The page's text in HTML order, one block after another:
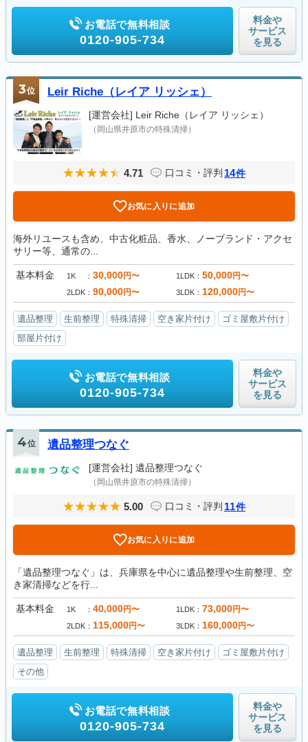
お電話で無料相談
0120-905-734
料金や
サービス
を見る
3位 Leir Riche（レイア リッシェ）
[運営会社] Leir Riche（レイア リッシェ）
（岡山県井原市の特殊清掃）
4.71 口コミ・評判 14件
お気に入りに追加
海外リユースも含め、中古化粧品、香水、ノーブランド・アクセ
サリー等、通常の...
基本料金 1K 30,000円〜 1LDK 50,000円〜
2LDK 90,000円〜 3LDK 120,000円〜
遺品整理 生前整理 特殊清掃 空き家片付け
ゴミ屋敷片付け
部屋片付け
お電話で無料相談
0120-905-734
料金や
サービス
を見る
4位 遺品整理つなぐ
[運営会社] 遺品整理つなぐ
（岡山県井原市の特殊清掃）
5.00 口コミ・評判 11件
お気に入りに追加
「遺品整理つなぐ」は、兵庫県を中心に遺品整理や生前整理、空
き家清掃などを行...
基本料金 1K 40,000円〜 1LDK 73,000円〜
2LDK 115,000円〜 3LDK 160,000円〜
遺品整理 生前整理 特殊清掃 空き家片付け
ゴミ屋敷片付け
その他
お電話で無料相談
0120-905-734
料金や
サービス
を見る